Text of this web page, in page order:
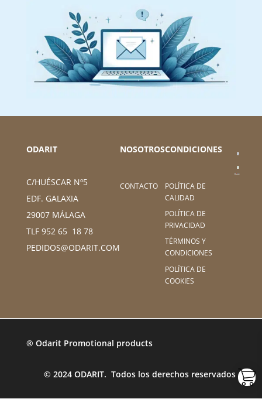
ODARIT
C/HUÉSCAR Nº5
EDF. GALAXIA
29007 MÁLAGA
TLF 952 65 18 78
PEDIDOS@ODARIT.COM
NOSOTROS
CONTACTO
CONDICIONES
POLÍTICA DE
CALIDAD
POLÍTICA DE
PRIVACIDAD
TÉRMINOS Y
CONDICIONES
POLÍTICA DE
COOKIES
® Odarit Promotional products
© 2024 ODARIT. Todos los derechos reservados